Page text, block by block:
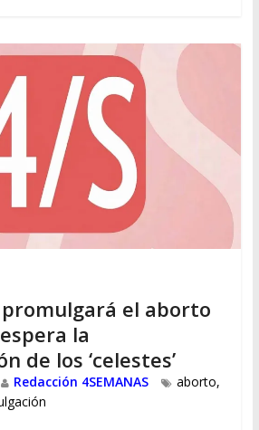
promulgará el aborto
la
de los ‘celestes’
Redacción 4SEMANAS aborto,